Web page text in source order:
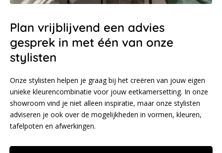
Plan vrijblijvend een advies
gesprek in met één van onze
stylisten
Onze stylisten helpen je graag bij het creëren van jouw eigen
unieke kleurencombinatie voor jouw eetkamersetting. In onze
showroom vind je niet alleen inspiratie, maar onze stylisten
adviseren je ook over de mogelijkheden in vormen, kleuren,
tafelpoten en afwerkingen.